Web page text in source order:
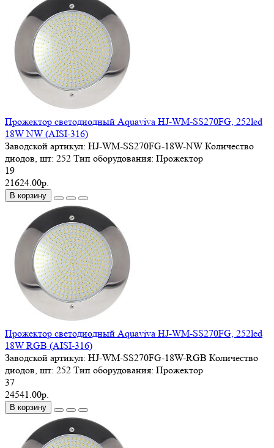
Прожектор светодиодный Aquaviva HJ-WM-SS270FG, 252led
18W NW (AISI-316)
Заводской артикул: HJ-WM-SS270FG-18W-NW Количество
диодов, шт: 252 Тип оборудования: Прожектор
19
21624.00р.
В корзину
Прожектор светодиодный Aquaviva HJ-WM-SS270FG, 252led
18W RGB (AISI-316)
Заводской артикул: HJ-WM-SS270FG-18W-RGB Количество
диодов, шт: 252 Тип оборудования: Прожектор
37
24541.00р.
В корзину